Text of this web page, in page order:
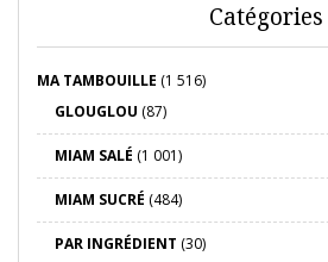
Catégories
MA TAMBOUILLE (1 516)
GLOUGLOU (87)
MIAM SALÉ (1 001)
MIAM SUCRÉ (484)
PAR INGRÉDIENT (30)